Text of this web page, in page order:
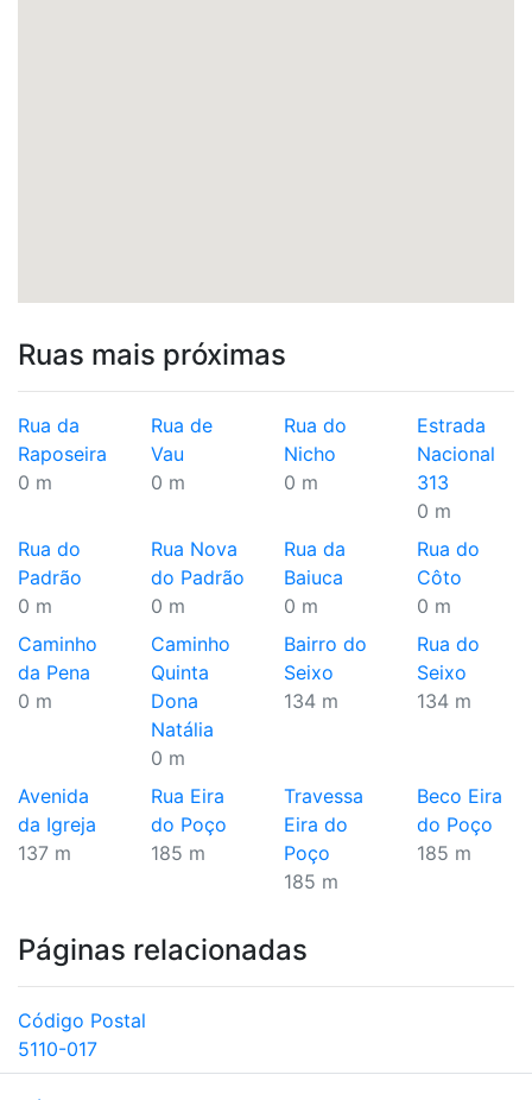
Ruas mais próximas
Rua da
Raposeira
0 m
Rua de
Vau
0 m
Rua do
Nicho
0 m
Estrada
Nacional
313
0 m
Rua do
Padrão
0 m
Rua Nova
do Padrão
0 m
Rua da
Baiuca
0 m
Rua do
Côto
0 m
Caminho
da Pena
0 m
Caminho
Quinta
Dona
Natália
0 m
Bairro do
Seixo
134 m
Rua do
Seixo
134 m
Avenida
da Igreja
137 m
Rua Eira
do Poço
185 m
Travessa
Eira do
Poço
185 m
Beco Eira
do Poço
185 m
Páginas relacionadas
Código Postal
5110-017